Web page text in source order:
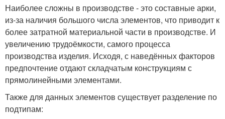
Наиболее сложны в производстве - это составные арки,
из-за наличия большого числа элементов, что приводит к
более затратной материальной части в производстве. И
увеличению трудоёмкости, самого процесса
производства изделия. Исходя, с наведённых факторов
предпочтение отдают складчатым конструкциям с
прямолинейными элементами.
Также для данных элементов существует разделение по
подтипам: